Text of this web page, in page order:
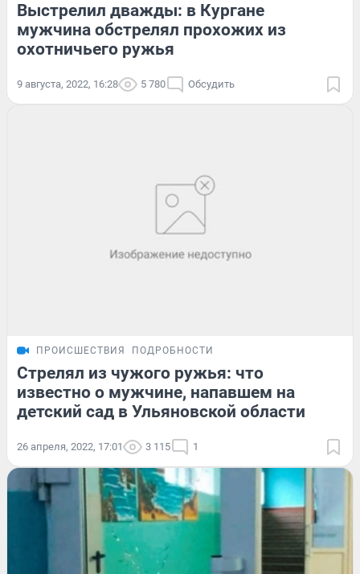
Выстрелил дважды: в Кургане
мужчина обстрелял прохожих из
охотничьего ружья
9 августа, 2022, 16:28 5 780 Обсудить
ПРОИСШЕСТВИЯ ПОДРОБНОСТИ
Стрелял из чужого ружья: что
известно о мужчине, напавшем на
детский сад в Ульяновской области
26 апреля, 2022, 17:01 3 115 1